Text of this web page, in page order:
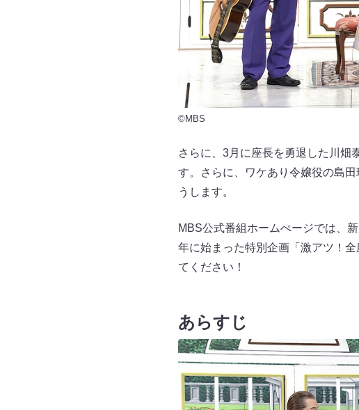
©MBS
さらに、3月に座長を勇退した川畑
す。さらに、ワケあり令嬢役の島
うします。
MBS公式番組ホームぺージでは、
年に始まった特別企画「激アツ！
てください！
あらすじ